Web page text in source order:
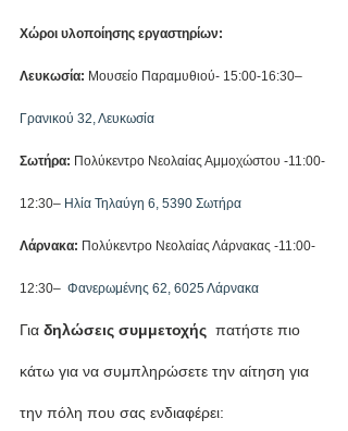
Χώροι υλοποίησης εργαστηρίων:
Λευκωσία: Μουσείο Παραμυθιού- 15:00-16:30–
Γρανικού 32, Λευκωσία
Σωτήρα: Πολύκεντρο Νεολαίας Αμμοχώστου -11:00-
12:30– Ηλία Τηλαύγη 6, 5390 Σωτήρα
Λάρνακα: Πολύκεντρο Νεολαίας Λάρνακας -11:00-
12:30– Φανερωμένης 62, 6025 Λάρνακα
Για δηλώσεις συμμετοχής
  πατήστε πιο
κάτω για να συμπληρώσετε την αίτηση για
την πόλη που σας ενδιαφέρει: